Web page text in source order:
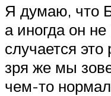
Я думаю, что
а иногда он
случается
зря же мы
чем-то